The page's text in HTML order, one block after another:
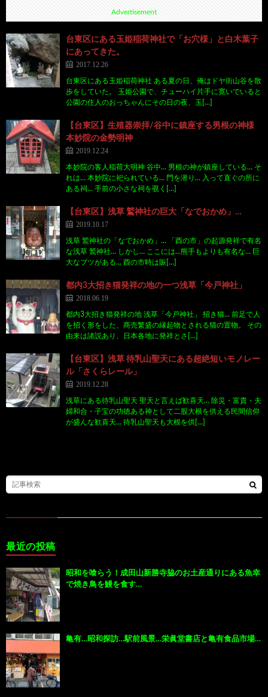
Advertisement
台東区にある玉姫稲荷神社で「お穴様」と白木葉子
にあってきた。
2017.12.26
台東区にある玉姫稲荷神社 ある夏の日、俺はドヤ街山谷を散
歩をしていた。 玉姫公園で、チューハイ片手に寛いでいると
公園の住人のおっちゃんにその日の夜、玉[…]
【台東区】生殖器崇拝/谷中に鎮座する男根の神様
本妙院の金勢明神
2019.12.24
本妙院の客人稲荷大明神 谷中… 男根の神が鎮座している… そ
れは… 本妙院に祀られている… 門を潜り… 入って直ぐの所に
ある祠… 手前の小さな祠を覗く[…]
【台東区】浅草 鷲神社の巨大「なでおかめ」…
2019.10.17
浅草 鷲神社の「なでおかめ」… 「酉の市」の起源発祥で有名
な浅草 鷲神社… しかし… ここには…熊手もよりも有名な… 巨
大なブツがある… 酉の市時は賑[…]
都内3大招き猫発祥の地の一つ浅草「今戸神社」
2018.06.19
都内3大招き猫発祥の地 浅草「今戸神社」 招き猫… 前足で人
を招く形をした、商売繁盛の縁起物とされる猫の置物。 その
由来は諸説あり、日本各地に発祥とさ[…]
【台東区】浅草 待乳山聖天にある超絶短いモノレー
ル「さくらレール」
2019.12.28
浅草にある待乳山聖天 聖天と言えば歓喜天… 除災・富貴・夫
婦和合・子宝の功徳ある神として二股大根を供える民間信仰
が盛んな歓喜天… 待乳山聖天も大根を供[…]
最近の投稿
昭和を喰らう！成田山新勝寺脇のお土産通りにある魚幸
で焼き鳥を鰻を食す…
亀有…昭和探訪…駅前風景…栄眞堂書店と亀有食品市場…